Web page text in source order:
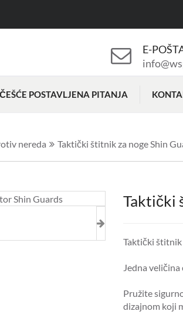
E-
POSTAVLJENA PITANJA
nereda Taktički štitnik za noge Shin
Taktički
Taktički štitnik
Jedna
Pružite
dizajnom koji